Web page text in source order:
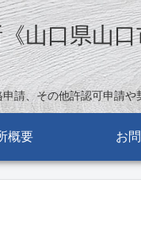
山口県山
請、その他許認可申請
概要 お